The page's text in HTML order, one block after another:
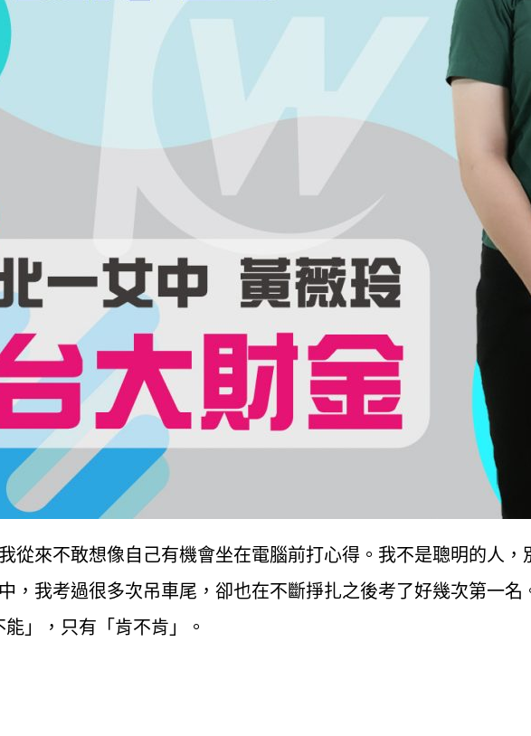
從來不敢想像自己有機會坐在電腦前打心得。我不是聰明的人
，我考過很多次吊車尾，卻也在不斷掙扎之後考了好幾次第一
」，只有「肯不肯」。